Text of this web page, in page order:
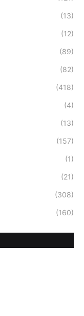
(13)
(12)
(89)
(82)
(418)
(4)
(13)
(157)
(1)
(21)
(308)
(160)